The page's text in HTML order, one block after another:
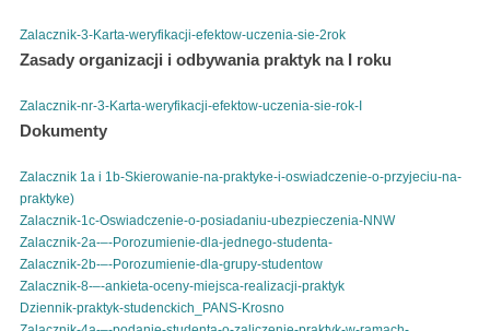
Zalacznik-3-Karta-weryfikacji-efektow-uczenia-sie-2rok
Zasady organizacji i odbywania praktyk na I roku
Zalacznik-nr-3-Karta-weryfikacji-efektow-uczenia-sie-rok-I
Dokumenty
Zalacznik 1a i 1b-Skierowanie-na-praktyke-i-oswiadczenie-o-przyjeciu-na-
praktyke)
Zalacznik-1c-Oswiadczenie-o-posiadaniu-ubezpieczenia-NNW
Zalacznik-2a-–-Porozumienie-dla-jednego-studenta-
Zalacznik-2b-–-Porozumienie-dla-grupy-studentow
Zalacznik-8-–-ankieta-oceny-miejsca-realizacji-praktyk
Dziennik-praktyk-studenckich_PANS-Krosno